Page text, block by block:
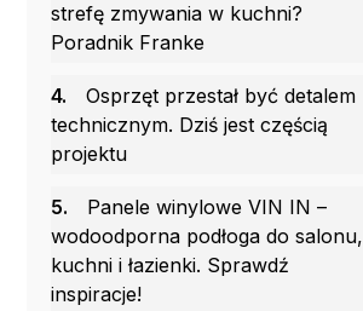
strefę zmywania w kuchni?
Poradnik Franke
4.
Osprzęt przestał być detalem
technicznym. Dziś jest częścią
projektu
5.
Panele winylowe VIN IN –
wodoodporna podłoga do salonu,
kuchni i łazienki. Sprawdź
inspiracje!